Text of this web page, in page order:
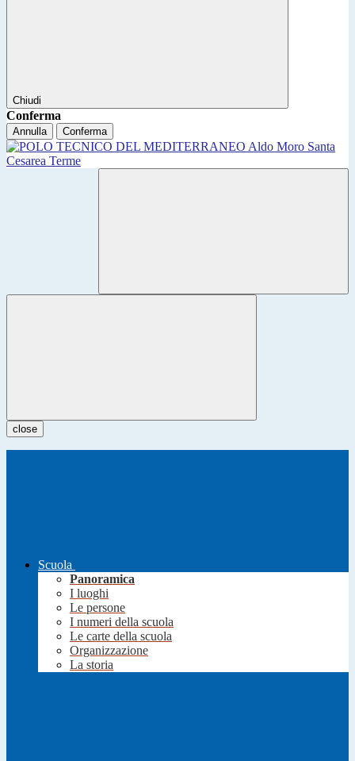
Chiudi
Conferma
Annulla Conferma
close
Scuola
Panoramica
I luoghi
Le persone
I numeri della scuola
Le carte della scuola
Organizzazione
La storia